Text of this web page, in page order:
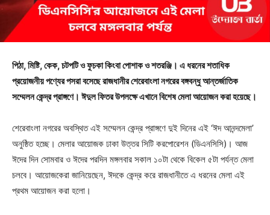
পিঠা, মিষ্টি, কেক, চটপটি ও ফুচকা কিংবা পোশাক ও শতরঞ্জি। এ ধরনের শতাধিক
প্রয়োজনীয় পণ্যের পসরা বসেছে রাজধানীর শেরেবাংলা নগরের বঙ্গবন্ধু আন্তর্জাতিক
সম্মেলন কেন্দ্র প্রাঙ্গণে। ঈদুল ফিতর উপলক্ষে এখানে বিশেষ মেলা আয়োজন করা হয়েছে।
শেরেবাংলা নগরের অবস্থিত এই সম্মেলন কেন্দ্র প্রাঙ্গণে দুই দিনের এই ‘ঈদ আনন্দমেলা’
অনুষ্ঠিত হচ্ছে। মেলার আয়োজক ঢাকা উত্তর সিটি করপোরেশন (ডিএনসিসি)। আজ
ঈদের দিন সোমবার ও ঈদের পরদিন মঙ্গলবার সকাল ১০টা থেকে বিকেল ৫টা পর্যন্ত মেলা
চলবে। আয়োজকেরা জানিয়েছেন, ঈদকে কেন্দ্র করে রাজধানীতে এ ধরনের মেলা এই
প্রথম আয়োজন করা হলো।